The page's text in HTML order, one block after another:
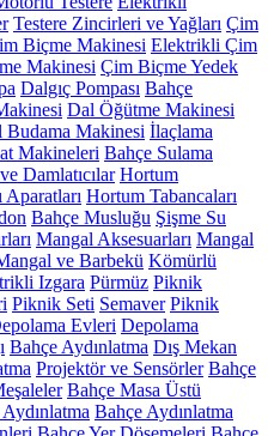
Testere Zincirleri ve Yağları Çim
Biçme Makinesi Elektrikli Çim
Makinesi Çim Biçme Yedek
Dalgıç Pompası Bahçe
Dal Öğütme Makinesi
Budama Makinesi İlaçlama
Makineleri Bahçe Sulama
Damlatıcılar Hortum
Hortum Tabancaları
Bahçe Musluğu Şişme Su
Mangal Aksesuarları Mangal
ve Barbekü Kömürlü
Izgara Pürmüz Piknik
Piknik Seti Semaver Piknik
Evleri Depolama
Bahçe Aydınlatma Dış Mekan
Projektör ve Sensörler Bahçe
Bahçe Masa Üstü
Bahçe Aydınlatma